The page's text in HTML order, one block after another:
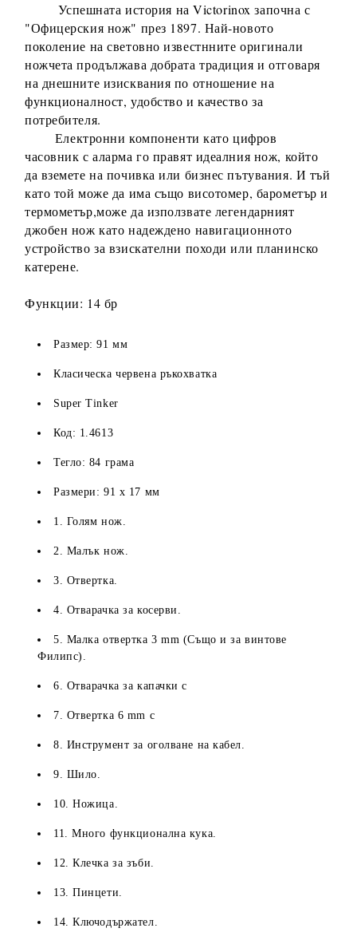
Успешната история на Victorinox започна с
"Офицерския нож" през 1897. Най-новото
поколение на световно известнните оригинали
ножчета продължава добрата традиция и отговаря
на днешните изисквания по отношение на
функционалност, удобство и качество за
потребителя.
Електронни компоненти като цифров
часовник с аларма го правят идеалния нож, който
да вземете на почивка или бизнес пътувания. И тъй
като той може да има също висотомер, барометър и
термометър,може да използвате легендарният
джобен нож като надеждено навигационното
устройство за взискателни походи или планинско
катерене.
Функции: 14 бр
Размер: 91 мм
Класическа червена ръкохватка
Super Tinker
Код: 1.4613
Тегло: 84 грама
Размери: 91 х 17 мм
1. Голям нож.
2. Малък нож.
3. Отвертка.
4. Отварачка за косерви.
5. Малка отвертка 3 mm (Също и за винтове
Филипс).
6. Отварачка за капачки с
7. Отвертка 6 mm с
8. Инструмент за оголване на кабел.
9. Шило.
10. Ножица.
11. Много функционална кука.
12. Клечка за зъби.
13. Пинцети.
14. Ключодържател.